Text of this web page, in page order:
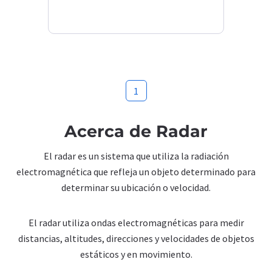
1
Acerca de Radar
El radar es un sistema que utiliza la radiación
electromagnética que refleja un objeto determinado para
determinar su ubicación o velocidad.
El radar utiliza ondas electromagnéticas para medir
distancias, altitudes, direcciones y velocidades de objetos
estáticos y en movimiento.